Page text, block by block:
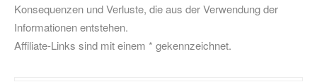
Konsequenzen und Verluste, die aus der Verwendung der
Informationen entstehen.
Affiliate-Links sind mit einem * gekennzeichnet.